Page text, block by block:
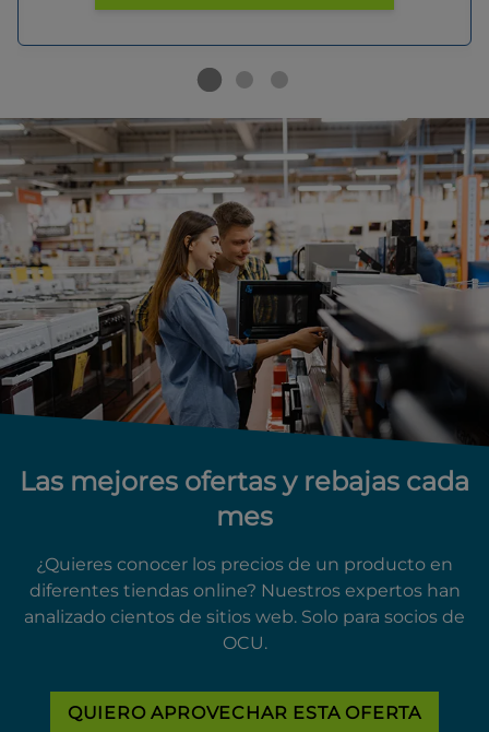
Las mejores ofertas y rebajas cada
mes
¿Quieres conocer los precios de un producto en
diferentes tiendas online? Nuestros expertos han
analizado cientos de sitios web. Solo para socios de
OCU.
QUIERO APROVECHAR ESTA OFERTA